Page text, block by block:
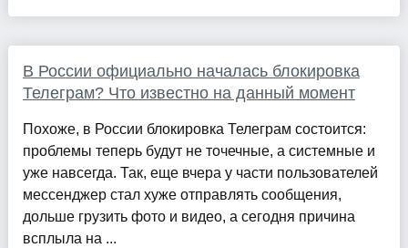
В России официально началась блокировка
Телеграм? Что известно на данный момент
Похоже, в России блокировка Телеграм состоится:
проблемы теперь будут не точечные, а системные и
уже навсегда. Так, еще вчера у части пользователей
мессенджер стал хуже отправлять сообщения,
дольше грузить фото и видео, а сегодня причина
всплыла на ...